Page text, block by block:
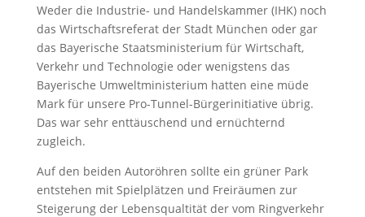
Weder die Industrie- und Handelskammer (IHK) noch
das Wirtschaftsreferat der Stadt München oder gar
das Bayerische Staatsministerium für Wirtschaft,
Verkehr und Technologie oder wenigstens das
Bayerische Umweltministerium hatten eine müde
Mark für unsere Pro-Tunnel-Bürgerinitiative übrig.
Das war sehr enttäuschend und ernüchternd
zugleich.
Auf den beiden Autoröhren sollte ein grüner Park
entstehen mit Spielplätzen und Freiräumen zur
Steigerung der Lebensqualtität der vom Ringverkehr